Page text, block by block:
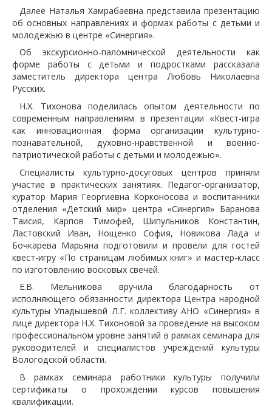
Далее Наталья Хамрабаевна представила презентацию
об основных направлениях и формах работы с детьми и
молодежью в центре «Синергия».
Об экскурсионно-паломнической деятельности как
форме работы с детьми и подростками рассказала
заместитель директора центра Любовь Николаевна
Русских.
Н.Х. Тихонова поделилась опытом деятельности по
современным направлениям в презентации «Квест-игра
как инновационная форма организации культурно-
познавательной, духовно-нравственной и военно-
патриотической работы с детьми и молодежью».
Специалисты культурно-досуговых центров приняли
участие в практических занятиях. Педагог-организатор,
куратор Мария Георгиевна Корконосова и воспитанники
отделения «Детский мир» центра «Синергия» Баранова
Таисия, Карпов Тимофей, Шипульников Константин,
Ластовский Иван, Нощенко София, Новикова Лада и
Бочкарева Марьяна подготовили и провели для гостей
квест-игру «По страницам любимых книг» и мастер-класс
по изготовлению восковых свечей.
Е.В. Мельникова вручила благодарность от
исполняющего обязанности директора Центра народной
культуры Упадышевой Л.Г. коллективу АНО «Синергия» в
лице директора Н.Х. Тихоновой за проведение на высоком
профессиональном уровне занятий в рамках семинара для
руководителей и специалистов учреждений культуры
Вологодской области.
В рамках семинара работники культуры получили
сертификаты о прохождении курсов повышения
квалификации.